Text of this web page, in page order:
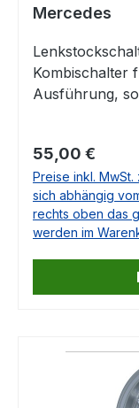
Mercedes
Kombischalter
Ausführung,
nicht für
passt z.B. in
C123Mercedes
Regulärer Preis:
55,00 €
Preise inkl.
sich abhängig
rechts oben das
werden im